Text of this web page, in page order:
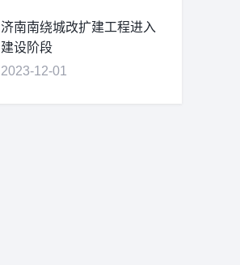
济南南绕城改扩建工程进入
建设阶段
2023-12-01